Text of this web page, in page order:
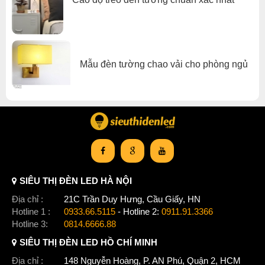
Hà Nội. (Mở cửa đến 21h các ngày trong tuần)
HOTLINE: 0933.66.5115 – 0911.91.3366
Email: denled@denled.com
Website: http://denled.com
ĐÈN LED GẮN TƯỜNG 2*5W HD-2x5w (Vỏ đen/xám)
đèn tường.
Đèn tường 1 đầu
Mẫu đèn tường chao vải cho phòng ngủ
SIÊU THỊ ĐÈN LED HÀ NỘI
Địa chỉ :
21C Trần Duy Hưng, Cầu Giấy, HN
Hotline 1 :
0933.66.5115 - Hotline 2: 0911.91.3366
Hotline 3:
0814.6666.88
SIÊU THỊ ĐÈN LED HỒ CHÍ MINH
Địa chỉ :
148 Nguyễn Hoàng, P. AN Phú, Quận 2, HCM